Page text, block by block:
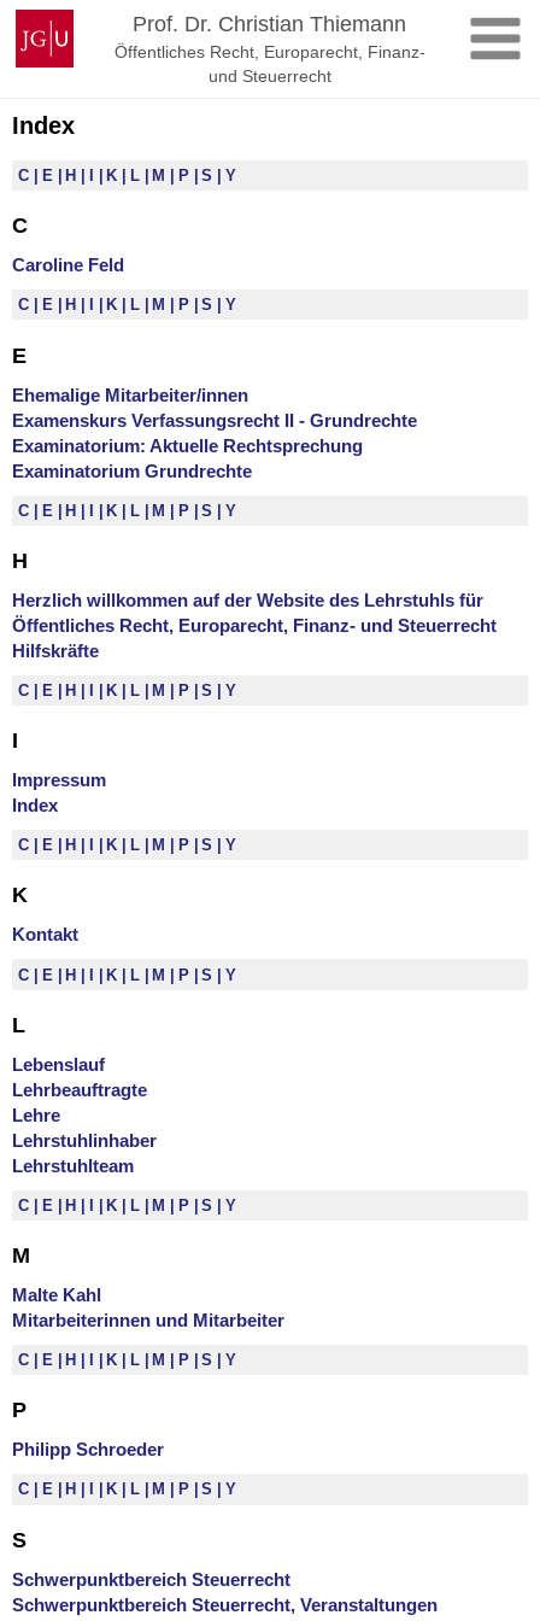
Zum
Inhalt
springen
Johannes
Gutenberg-
Universität
Prof. Dr. Christian Thiemann
Öffentliches Recht, Europarecht, Finanz-
und Steuerrecht
Index
C E H K L M P S Y
C
Caroline Feld
C E H K L M P S Y
E
Ehemalige Mitarbeiter/innen
Examenskurs Verfassungsrecht II - Grundrechte
Examinatorium: Aktuelle Rechtsprechung
Examinatorium Grundrechte
C E H I K L M P S Y
H
Herzlich willkommen auf der Website des Lehrstuhls für
Öffentliches Recht, Europarecht, Finanz- und Steuerrecht
Hilfskräfte
C E H K L M P S Y
I
Impressum
Index
C E H K L M P S Y
K
Kontakt
C E H I K L M P S Y
L
Lebenslauf
Lehrbeauftragte
Lehre
Lehrstuhlinhaber
Lehrstuhlteam
C E H K L M P S Y
M
Malte Kahl
Mitarbeiterinnen und Mitarbeiter
C E H K L M P S Y
P
Philipp Schroeder
C E H K L M P S Y
S
Schwerpunktbereich Steuerrecht
Schwerpunktbereich Steuerrecht, Veranstaltungen